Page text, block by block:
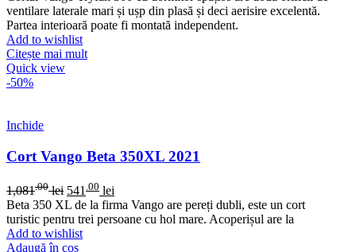
ventilare laterale mari și ușp din plasă și deci aerisire excelentă.
Partea interioară poate fi montată independent.
Add to wishlist
Citește mai mult
Quick view
-50%
Inchide
Cort Vango Beta 350XL 2021
1,081.00 lei 541 .00 lei
Beta 350 XL de la firma Vango are pereți dubli, este un cort
turistic pentru trei persoane cu hol mare. Acoperișul are la
Add to wishlist
Adaugă în coș